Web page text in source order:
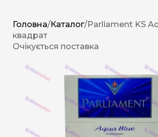
Головна/Каталог/Parliament KS
квадрат
Очікується поставка